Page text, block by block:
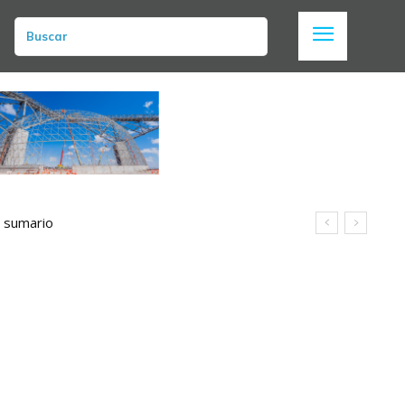
Buscar